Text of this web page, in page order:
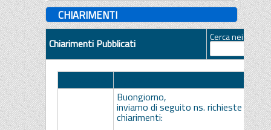
CHIARIMENTI
Chiarimenti Pubblicati Cerca nei quesiti
Buongiorno,
inviamo di seguito ns. richieste di
chiarimenti: